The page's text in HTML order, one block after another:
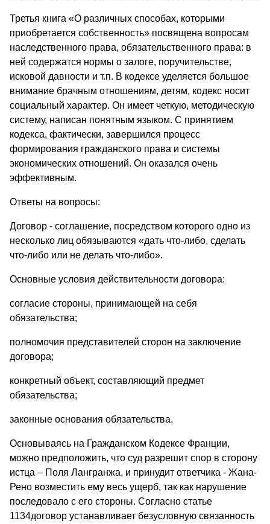
Третья книга «О различных способах, которыми
приобретается собственность» посвящена вопросам
наследственного права, обязательственного права: в
ней содержатся нормы о залоге, поручительстве,
исковой давности и т.п. В кодексе уделяется большое
внимание брачным отношениям, детям, кодекс носит
социальный характер. Он имеет четкую, методическую
систему, написан понятным языком. С принятием
кодекса, фактически, завершился процесс
формирования гражданского права и системы
экономических отношений. Он оказался очень
эффективным.
Ответы на вопросы:
Договор - соглашение, посредством которого одно из
несколько лиц обязываются «дать что-либо, сделать
что-либо или не делать что-либо».
Основные условия действительности договора:
согласие стороны, принимающей на себя
обязательства;
полномочия представителей сторон на заключение
договора;
конкретный объект, составляющий предмет
обязательства;
законные основания обязательства.
Основываясь на Гражданском Кодексе Франции,
можно предположить, что суд разрешит спор в сторону
истца – Поля Лангранжа, и принудит ответчика - Жана-
Рено возместить ему весь ущерб, так как нарушение
последовало с его стороны. Согласно статье
1134договор устанавливает безусловную связанность